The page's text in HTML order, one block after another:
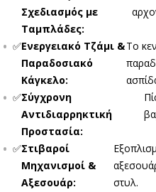
Σχεδιασμός με
Ταμπλάδες:
✅Ενεργειακό Τζάμι &
Παραδοσιακό
Κάγκελο:
Το
✅Σύγχρονη
Αντιδιαρρηκτική
Προστασία:
✅Στιβαροί
Μηχανισμοί &
Αξεσουάρ:
στυλ.